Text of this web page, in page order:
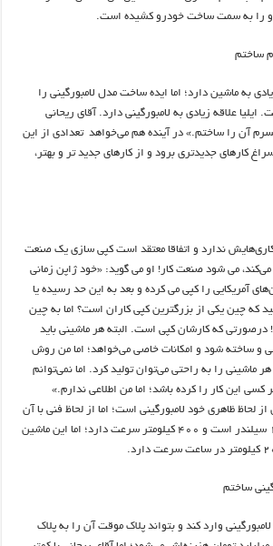
را به سمت ساخت خودرو کشیده است.
ساختم
به ماشین دارد؛ اما ایده ساخت مدل لامبورگینی را
علاقه زیادی به لامبورگینی دارد. آقای ریحانی
آن را ساختم.» در آینده هم می‌خواهد تعدادی از این
کارهای جدیدتری برود و از کارهای جدید تر و بهتر،
ندارد و اتفاقا معتقد است کپی سازی یک صنعت
می شود صنعت کار! او می گوید: «خود ژاپن زمانی
آمریکایی را کپی می کرده و بعد به این حد رسیده یا
که چین یکی از بزرگترین کپی کاران است؟ اما به چین
که کارشان کپی است. البته هر ماشینی باید
و ساخته شود و امکانات خاصی می‌خواهد؛ اما من روش
ماشینی را به راحتی می‌توان تولید کرد. اما نمی‌توانم
کسی این کار را کرده باشد؛ اما من اطلاعی ندارم.»
ظاهری خود لامبورگینی است؛ اما از لحاظ فنی با آن
تفاوت دارد. لامبورگینی ۱۲ سیلندر است و ۴۰۰ کیلومتر سرعت دارد؛ اما این ماشین
وارد کند و بتواند پلاک موقت آن را به پلاک